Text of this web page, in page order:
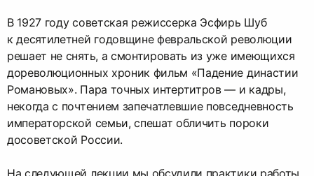
В 1927 году советская режиссерка Эсфирь Шуб
к десятилетней годовщине февральской революции
решает не снять, а смонтировать из уже имеющихся
дореволюционных хроник фильм «Падение династии
Романовых». Пара точных интертитров — и кадры,
некогда с почтением запечатлевшие повседневность
императорской семьи, спешат обличить пороки
досоветской России.